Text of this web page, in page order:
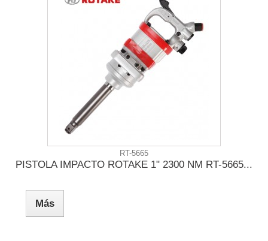
RT-5665
PISTOLA IMPACTO ROTAKE 1" 2300 NM RT-5665...
Más